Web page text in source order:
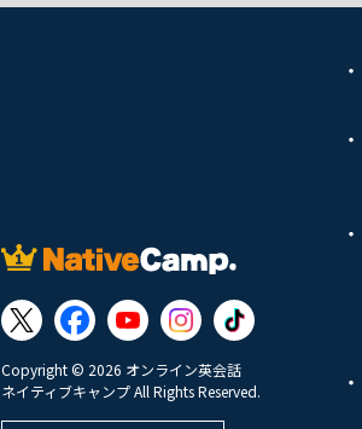
Copyright © 2026 オンライン英会話
ネイティブキャンプ All Rights Reserved.